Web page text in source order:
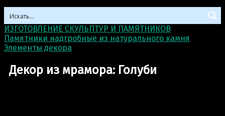
ИЗГОТОВЛЕНИЕ СКУЛЬПТУР И ПАМЯТНИКОВ
Памятники надгробные из натурального камня
Элементы декора
Декор из мрамора: Голуби